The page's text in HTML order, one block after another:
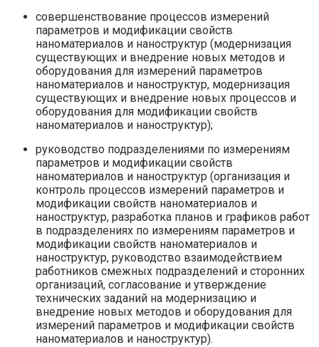
совершенствование процессов измерений
параметров и модификации свойств
наноматериалов и наноструктур (модернизация
существующих и внедрение новых методов и
оборудования для измерений параметров
наноматериалов и наноструктур, модернизация
существующих и внедрение новых процессов и
оборудования для модификации свойств
наноматериалов и наноструктур);
руководство подразделениями по измерениям
параметров и модификации свойств
наноматериалов и наноструктур (организация и
контроль процессов измерений параметров и
модификации свойств наноматериалов и
наноструктур, разработка планов и графиков работ
в подразделениях по измерениям параметров и
модификации свойств наноматериалов и
наноструктур, руководство взаимодействием
работников смежных подразделений и сторонних
организаций, согласование и утверждение
технических заданий на модернизацию и
внедрение новых методов и оборудования для
измерений параметров и модификации свойств
наноматериалов и наноструктур).